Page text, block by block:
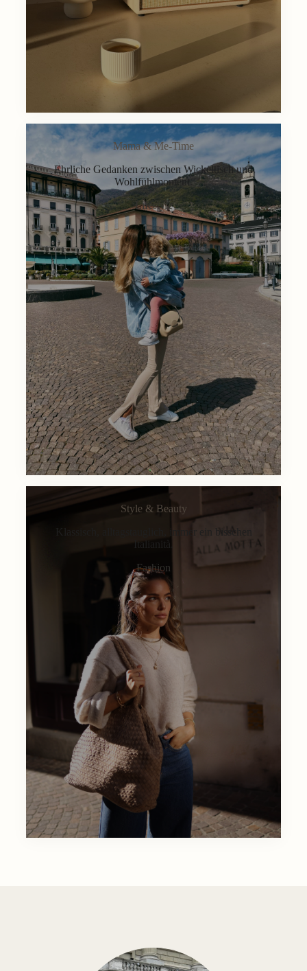
Mama & Me-Time
Ehrliche Gedanken zwischen Wickeltisch und
Wohlfühlmoment.
Lifestyle
Style & Beauty
Klassisch, alltagstauglich, immer ein bisschen
Italianità.
Fashion